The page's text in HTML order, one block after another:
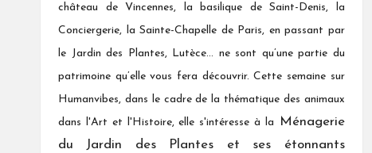
château de Vincennes, la basilique de Saint-Denis, la
Conciergerie, la Sainte-Chapelle de Paris, en passant par
le Jardin des Plantes, Lutèce… ne sont qu’une partie du
patrimoine qu’elle vous fera découvrir. Cette semaine sur
Humanvibes, dans le cadre de la thématique des animaux
dans l'Art et l'Histoire, elle s'intéresse à la
Ménagerie
du Jardin des Plantes et ses étonnants